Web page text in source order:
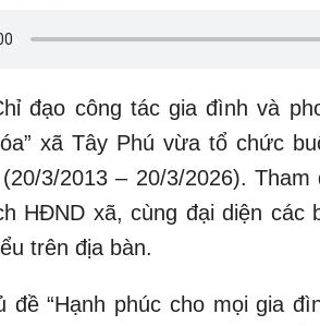
công tác gia đình và
xã Tây Phú vừa tổ chức
3/2013 – 20/3/2026).
HĐND xã, cùng đại diện các
trên địa bàn.
“Hạnh phúc cho mọi gia